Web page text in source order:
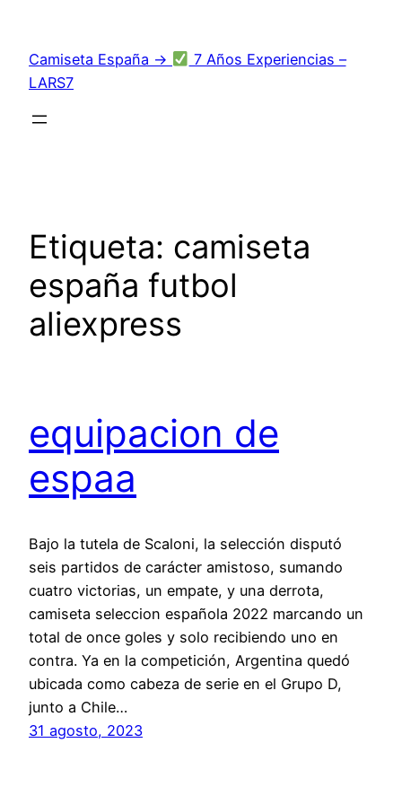
contenido
Camiseta España →
7 Años Experiencias –
LARS7
Etiqueta: camiseta
españa futbol
aliexpress
equipacion de
espaa
Bajo la tutela de Scaloni, la selección disputó
seis partidos de carácter amistoso, sumando
cuatro victorias, un empate, y una derrota,
camiseta seleccion española 2022 marcando un
total de once goles y solo recibiendo uno en
contra. Ya en la competición, Argentina quedó
ubicada como cabeza de serie en el Grupo D,
junto a Chile…
31 agosto, 2023